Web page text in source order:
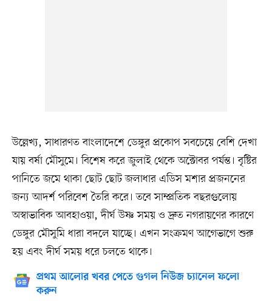
উল্লেখ্য, সাধারণত বাংলাদেশে ডেঙ্গুর প্রকোপ সবচেয়ে বেশি দেখা
যায় বর্ষা মৌসুমে। বিশেষ করে জুলাই থেকে অক্টোবর পর্যন্ত। বৃষ্টির
পানিতে জমে থাকা ছোট ছোট জলাধার এডিস মশার প্রজননের
জন্য আদর্শ পরিবেশ তৈরি করে। তবে সাম্প্রতিক বছরগুলোয়
অস্বাভাবিক আবহাওয়া, দীর্ঘ উষ্ণ সময় ও দ্রুত নগরায়ণের কারণে
ডেঙ্গুর মৌসুমি ধারা বদলে যাচ্ছে। এখন সংক্রমণ আগেভাগে শুরু
হয় এবং দীর্ঘ সময় ধরে চলতে থাকে।
প্রথম আলোর খবর পেতে গুগল নিউজ চ্যানেল ফলো
করুন